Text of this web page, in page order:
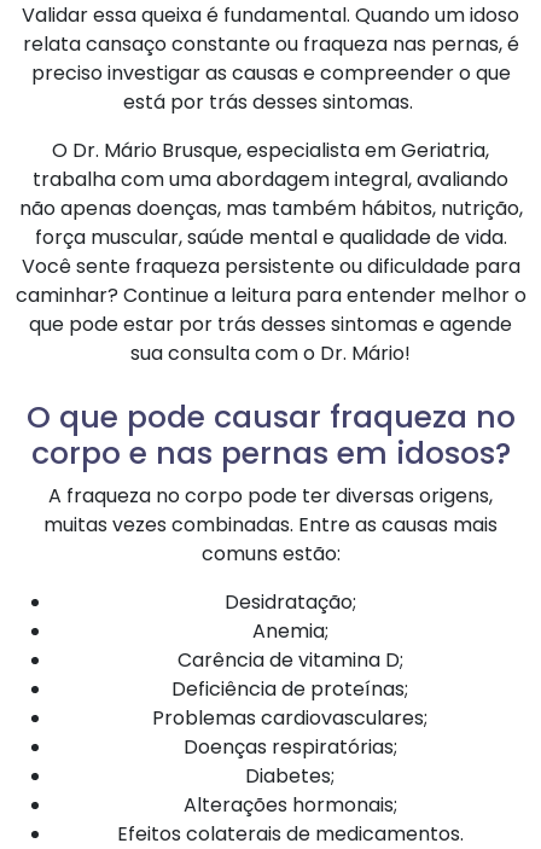
Validar essa queixa é fundamental. Quando um idoso
relata cansaço constante ou fraqueza nas pernas, é
preciso investigar as causas e compreender o que
está por trás desses sintomas.
O Dr. Mário Brusque, especialista em Geriatria,
trabalha com uma abordagem integral, avaliando
não apenas doenças, mas também hábitos, nutrição,
força muscular, saúde mental e qualidade de vida.
Você sente fraqueza persistente ou dificuldade para
caminhar? Continue a leitura para entender melhor o
que pode estar por trás desses sintomas e agende
sua consulta com o Dr. Mário!
O que pode causar fraqueza no
corpo e nas pernas em idosos?
A fraqueza no corpo pode ter diversas origens,
muitas vezes combinadas. Entre as causas mais
comuns estão:
Desidratação;
Anemia;
Carência de vitamina D;
Deficiência de proteínas;
Problemas cardiovasculares;
Doenças respiratórias;
Diabetes;
Alterações hormonais;
Efeitos colaterais de medicamentos.